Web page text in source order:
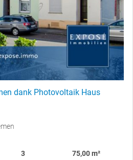
dank Photovoltaik Haus
3
75,00 m²